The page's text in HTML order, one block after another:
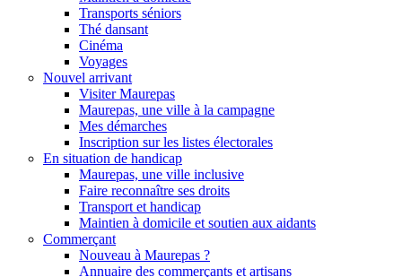
Transports séniors
Thé dansant
Cinéma
Voyages
Nouvel arrivant
Visiter Maurepas
Maurepas, une ville à la campagne
Mes démarches
Inscription sur les listes électorales
En situation de handicap
Maurepas, une ville inclusive
Faire reconnaître ses droits
Transport et handicap
Maintien à domicile et soutien aux aidants
Commerçant
Nouveau à Maurepas ?
Annuaire des commerçants et artisans